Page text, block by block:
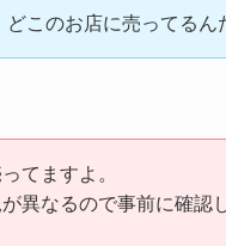
このお店に売ってるん
てますよ。
異なるので事前に確認